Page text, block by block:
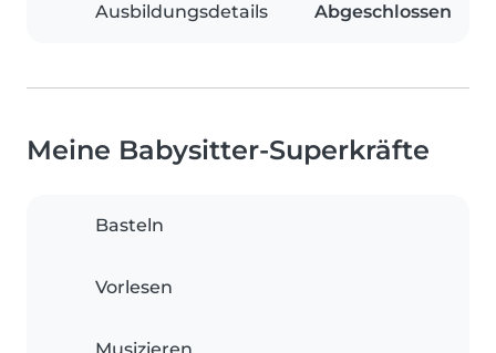
Ausbildungsdetails Abgeschlossen
Meine Babysitter-Superkräfte
Basteln
Vorlesen